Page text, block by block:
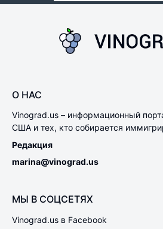
О НАС
Vinograd.us – информационный
США и тех, кто собирается
Редакция
marina@vinograd.us
МЫ В СОЦСЕТЯХ
Vinograd.us в Facebook